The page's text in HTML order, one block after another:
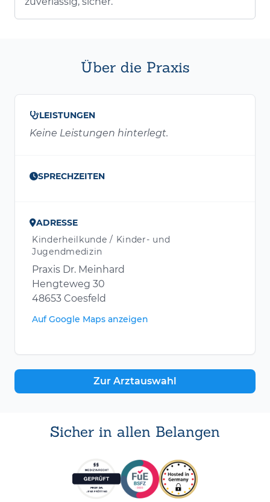
Über die Praxis
LEISTUNGEN
Keine Leistungen hinterlegt.
SPRECHZEITEN
ADRESSE
Kinderheilkunde / Kinder- und
Jugendmedizin
Praxis Dr. Meinhard
Hengteweg 30
48653 Coesfeld
Auf Google Maps anzeigen
Zur Arztauswahl
Sicher in allen Belangen